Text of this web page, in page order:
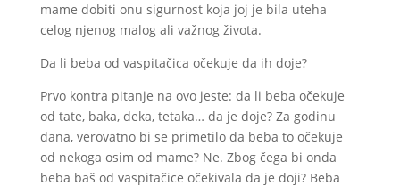
mame dobiti onu sigurnost koja joj je bila uteha
celog njenog malog ali važnog života.
Da li beba od vaspitačica očekuje da ih doje?
Prvo kontra pitanje na ovo jeste: da li beba očekuje
od tate, baka, deka, tetaka… da je doje? Za godinu
dana, verovatno bi se primetilo da beba to očekuje
od nekoga osim od mame? Ne. Zbog čega bi onda
beba baš od vaspitačice očekivala da je doji? Beba